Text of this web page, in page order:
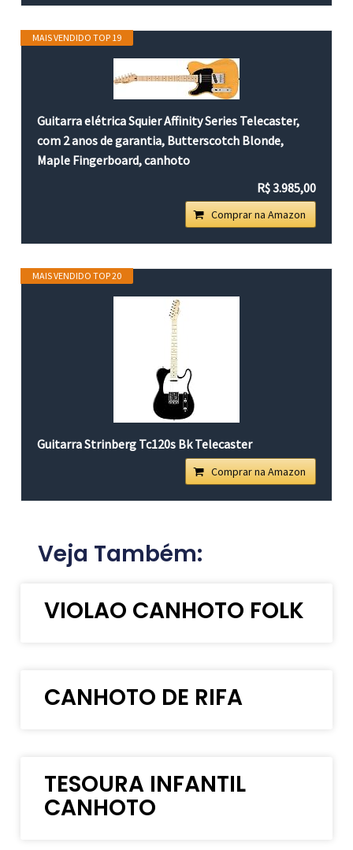
MAIS VENDIDO TOP 19
Guitarra elétrica Squier Affinity Series Telecaster,
com 2 anos de garantia, Butterscotch Blonde,
Maple Fingerboard, canhoto
R$ 3.985,00
Comprar na Amazon
MAIS VENDIDO TOP 20
Guitarra Strinberg Tc120s Bk Telecaster
Comprar na Amazon
Veja Também:
VIOLAO CANHOTO FOLK
CANHOTO DE RIFA
TESOURA INFANTIL
CANHOTO